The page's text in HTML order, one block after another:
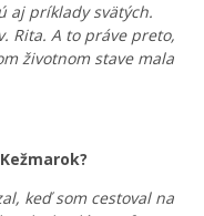
aj príklady svätých.
Rita. A to práve preto,
životnom stave mala
keď som cestoval na